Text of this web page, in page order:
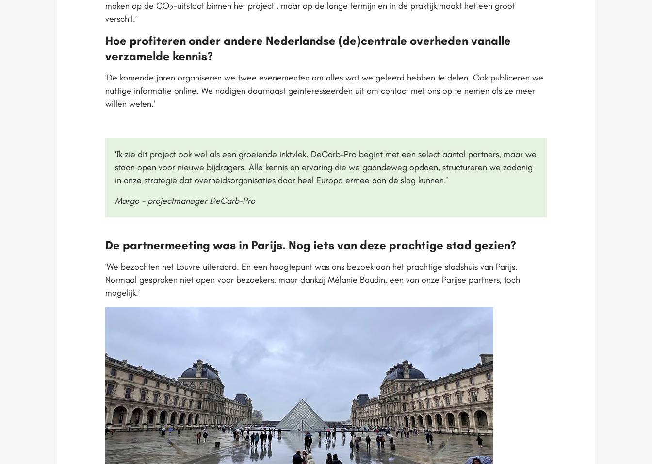
maken op de CO2-uitstoot binnen het project , maar op de lange termijn en in de praktijk maakt het een groot
verschil.’
Hoe profiteren onder andere Nederlandse (de)centrale overheden vanalle
verzamelde kennis?
‘De komende jaren organiseren we twee evenementen om alles wat we geleerd hebben te delen. Ook publiceren we
nuttige informatie online. We nodigen daarnaast geïnteresseerden uit om contact met ons op te nemen als ze meer
willen weten.’
‘Ik zie dit project ook wel als een groeiende inktvlek. DeCarb-Pro begint met een select aantal partners, maar we
staan open voor nieuwe bijdragers. Alle kennis en ervaring die we gaandeweg opdoen, structureren we zodanig
in onze strategie dat overheidsorganisaties door heel Europa ermee aan de slag kunnen.’
Margo - projectmanager DeCarb-Pro
De partnermeeting was in Parijs. Nog iets van deze prachtige stad gezien?
‘We bezochten het Louvre uiteraard. En een hoogtepunt was ons bezoek aan het prachtige stadshuis van Parijs.
Normaal gesproken niet open voor bezoekers, maar dankzij Mélanie Baudin, een van onze Parijse partners, toch
mogelijk.’